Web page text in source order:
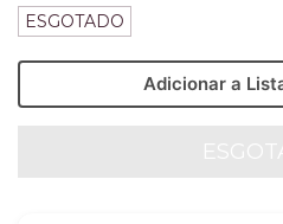
ESGOTADO
Adicionar a